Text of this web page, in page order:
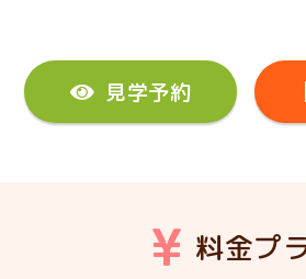
見学予約
料金プ